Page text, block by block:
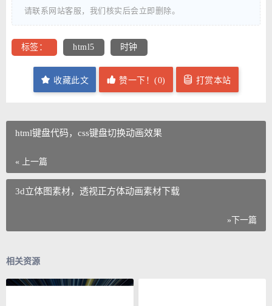
请联系网站客服，我们核实后会立即删除。
标签： html5 时钟
收藏此文 赞一下！(0) 打赏本站
html键盘代码，css键盘切换动画效果
« 上一篇
3d立体图素材，透视正方体动画素材下载
»下一篇
相关资源